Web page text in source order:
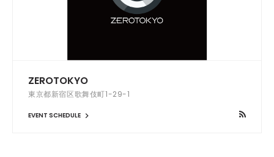
ZEROTOKYO
東京都新宿区歌舞伎町1-29-1
EVENT SCHEDULE